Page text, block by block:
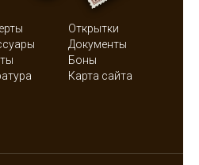
Открытки
Документы
Боны
Карта сайта